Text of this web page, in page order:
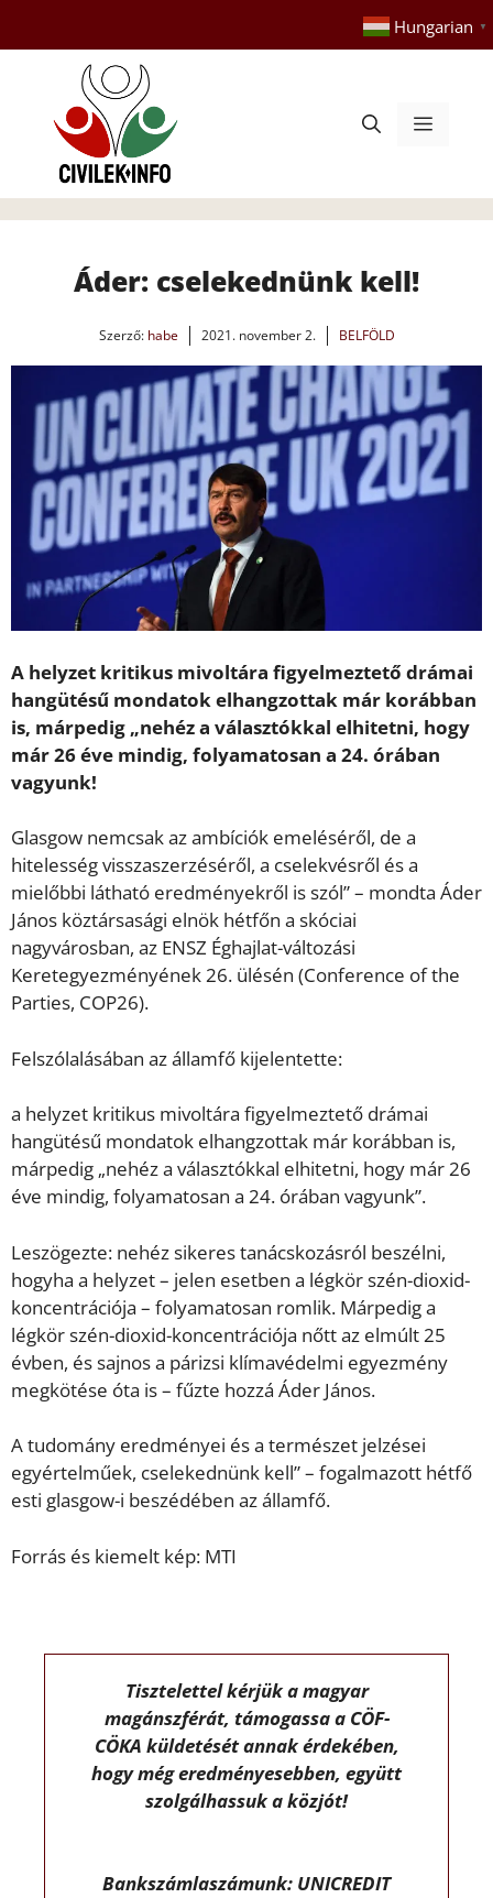
tartalomba
Hungarian ▼
Menü
Áder: cselekednünk kell!
Szerző: habe 2021. november 2. BELFÖLD
A helyzet kritikus mivoltára figyelmeztető drámai
hangütésű mondatok elhangzottak már korábban
is, márpedig „nehéz a választókkal elhitetni, hogy
már 26 éve mindig, folyamatosan a 24. órában
vagyunk!
Glasgow nemcsak az ambíciók emeléséről, de a
hitelesség visszaszerzéséről, a cselekvésről és a
mielőbbi látható eredményekről is szól” – mondta Áder
János köztársasági elnök hétfőn a skóciai
nagyvárosban, az ENSZ Éghajlat-változási
Keretegyezményének 26. ülésén (Conference of the
Parties, COP26).
Felszólalásában az államfő kijelentette:
a helyzet kritikus mivoltára figyelmeztető drámai
hangütésű mondatok elhangzottak már korábban is,
márpedig „nehéz a választókkal elhitetni, hogy már 26
éve mindig, folyamatosan a 24. órában vagyunk”.
Leszögezte: nehéz sikeres tanácskozásról beszélni,
hogyha a helyzet – jelen esetben a légkör szén-dioxid-
koncentrációja – folyamatosan romlik. Márpedig a
légkör szén-dioxid-koncentrációja nőtt az elmúlt 25
évben, és sajnos a párizsi klímavédelmi egyezmény
megkötése óta is – fűzte hozzá Áder János.
A tudomány eredményei és a természet jelzései
egyértelműek, cselekednünk kell” – fogalmazott hétfő
esti glasgow-i beszédében az államfő.
Forrás és kiemelt kép: MTI
Tisztelettel kérjük a magyar
magánszférát, támogassa a CÖF-
CÖKA küldetését annak érdekében,
hogy még eredményesebben, együtt
szolgálhassuk a közjót!
Bankszámlaszámunk: UNICREDIT